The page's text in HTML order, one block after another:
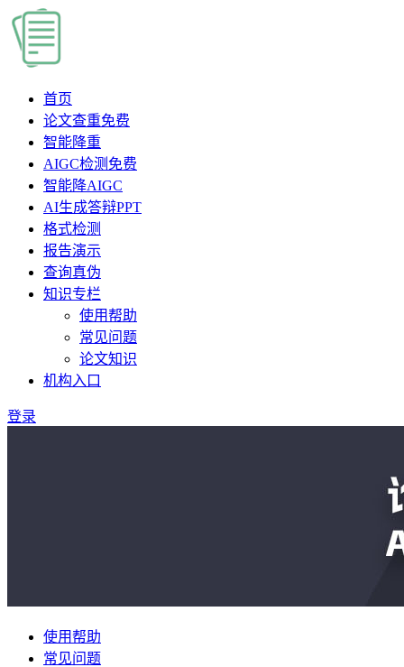
首页
论文查重免费
智能降重
AIGC检测 免费
智能降AIGC
AI生成答辩PPT
格式检测
报告演示
查询真伪
知识专栏
使用帮助
常见问题
论文知识
机构入口
登录
使用帮助
常见问题